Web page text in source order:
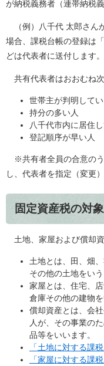
が納税義務者（連帯納税
（例）八千代 太郎さん
場合、課税台帳の登録は
どは代表者に送付します。
共有代表者はおおむね
世帯主が判明して
持分の多い人
八千代市内に居住
登記順序が早い人
※共有者全員の合意のう
し、代表者を指定（変更
固定資産税の対
土地、家屋および償却
土地とは、田、畑
その他の土地をいう
家屋とは、住宅、
倉庫その他の建物を
償却資産とは、会
人が、その事業の
品等をいいます。
「土地に対する課
「家屋に対する課